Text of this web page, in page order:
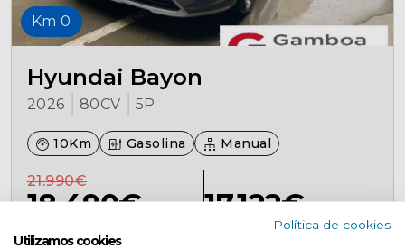
Km 0
Hyundai Bayon
2026 80CV 5P
10Km Gasolina Manual
21.990€
18.490€
Al contado
17.122€
FinanciadoPolítica de cookies
Utilizamos cookies